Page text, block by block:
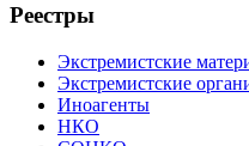
Реестры
Экстремистские
Экстремистские
Иноагенты
НКО